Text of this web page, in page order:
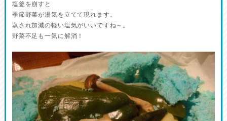
塩釜を崩すと
季節野菜が湯気を立てて現れます。
蒸され加減の軽い塩気がいいですね～。
野菜不足も一気に解消！